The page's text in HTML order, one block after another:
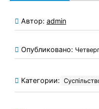
Автор: admin
Опубликовано:
Категории: